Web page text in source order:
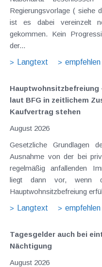
Regierungsvorlage ( siehe
ist es dabei vereinzelt
gekommen. Kein Progressionsvorbehalt bei der Erhöhung
der...
Langtext
empfehlen
Hauptwohnsitz​­befreiung
laut BFG in zeitlichem
Kaufvertrag stehen
August 2026
Gesetzliche Grundlagen der
Ausnahme von der bei
regelmäßig anfallenden
liegt dann vor, wenn
Hauptwohnsitzbefreiung
Langtext
empfehlen
Tagesgelder auch bei
Nächtigung
August 2026